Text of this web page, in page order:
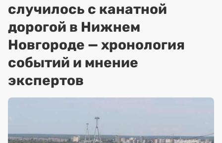
случилось с канатной
дорогой в Нижнем
Новгороде — хронология
событий и мнение
экспертов